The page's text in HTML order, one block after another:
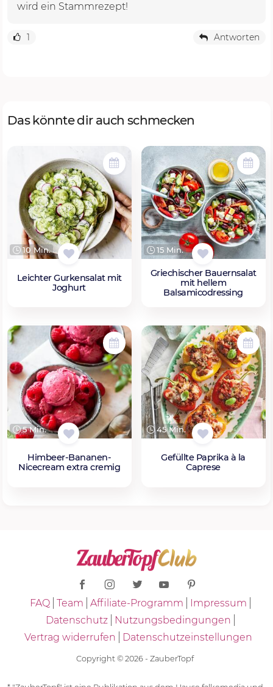
wird ein Stammrezept!
1 Antworten
Das könnte dir auch schmecken
10 Min.
Leichter Gurkensalat mit
Joghurt
15 Min.
Griechischer Bauernsalat
mit hellem
Balsamicodressing
5 Min.
Himbeer-Bananen-
Nicecream extra cremig
45 Min.
Gefüllte Paprika à la
Caprese
FAQ Team Affiliate-Programm
Impressum
Datenschutz
Nutzungsbedingungen
Vertrag widerrufen
Datenschutzeinstellungen
Copyright © 2026 - ZauberTopf